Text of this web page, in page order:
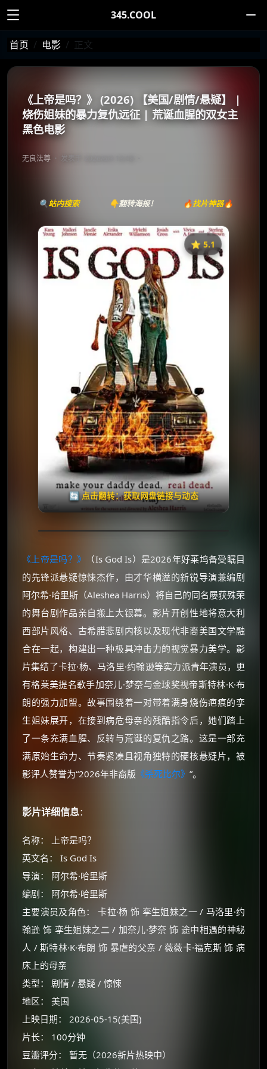
345.COOL
首页 电影 正文
《上帝是吗？》 (2026) 【美国/剧情/悬疑】 |
烧伤姐妹的暴力复仇远征 | 荒诞血腥的双女主
黑色电影
无良法尊 发表于 2026/6/3 13:18
🔍站内搜索 👇翻转海报！ 🔥找片神器🔥
⭐️ 5.1
🔄 点击翻转：获取网盘链接与动态
《上帝是吗？》
⭐
收藏
⭐️ 评分：5.1 | 🎬 2026年
夸克网盘
百度网盘
失效请反馈
🧧️
天天领红包
《上帝是吗？》
（Is God Is）是2026年好莱坞备受瞩目
的先锋派悬疑惊悚杰作，由才华横溢的新锐导演兼编剧
阿尔希·哈里斯（Aleshea Harris）将自己的同名屡获殊荣
的舞台剧作品亲自搬上大银幕。影片开创性地将意大利
西部片风格、古希腊悲剧内核以及现代非裔美国文学融
合在一起，构建出一种极具冲击力的视觉暴力美学。影
片集结了卡拉·杨、马洛里·约翰逊等实力派青年演员，更
有格莱美提名歌手加奈儿·梦奈与金球奖视帝斯特林·K·布
朗的强力加盟。故事围绕着一对带着满身烧伤疤痕的孪
生姐妹展开，在接到病危母亲的残酷指令后，她们踏上
了一条充满血腥、反转与荒诞的复仇之路。这是一部充
满原始生命力、节奏紧凑且视角独特的硬核悬疑片，被
影评人赞誉为“2026年非裔版 《杀死比尔》 ”。
影片详细信息：
名称： 上帝是吗？
英文名： Is God Is
导演： 阿尔希·哈里斯
编剧： 阿尔希·哈里斯
主要演员及角色： 卡拉·杨 饰 孪生姐妹之一 / 马洛里·约
翰逊 饰 孪生姐妹之二 / 加奈儿·梦奈 饰 途中相遇的神秘
人 / 斯特林·K·布朗 饰 暴虐的父亲 / 薇薇卡·福克斯 饰 病
床上的母亲
类型： 剧情 / 悬疑 / 惊悚
地区： 美国
上映日期： 2026-05-15(美国)
片长： 100分钟
豆瓣评分： 暂无（2026新片热映中）